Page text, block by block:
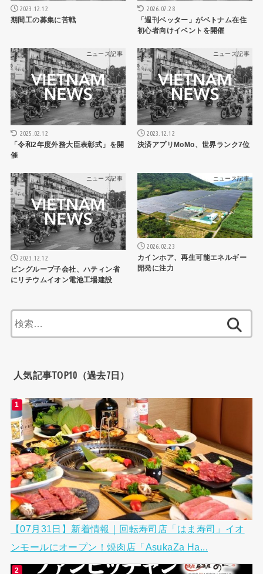
2023.12.12
期間工の募集に苦戦
2026.07.28
「週刊ベッター」がベトナム在住
初心者向けイベントを開催
ニュース記事
2025.02.12
「令和2年度外務大臣表彰式」を開
催
ニュース記事
2023.12.12
決済アプリMoMo、世界ランク7位
ニュース記事
2023.12.12
ビングループ子会社、ハティン省
にリチウムイオン電池工場建設
ニュース記事
2026.02.23
カインホア、再生可能エネルギー
開発に注力
索:
人気記事TOP10（過去7日）
【07月31日】新着情報｜回転寿司店「はま寿司」イオ
ンモールにオープン！焼肉店「AsukaZa Ha...